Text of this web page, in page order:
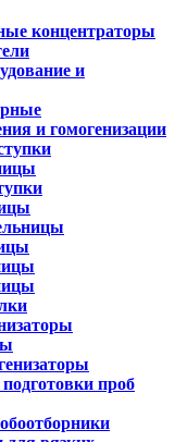
концентраторы
и
и гомогенизации
проб